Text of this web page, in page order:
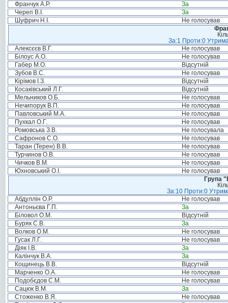
Франчук А.Р.
За
Череп В.І.
За
Шуфрич Н.І.
Не голосував
За:1 Проти:0
Алексєєв В.Г.
Не голосував
Білоус А.О.
Не голосував
Габер М.О.
Відсутній
Зубов В.С.
Не голосував
Кірімов І.З.
Відсутній
Косаківський Л.Г.
Відсутній
Мельников О.Б.
Не голосував
Нечипорук В.П.
Не голосував
Павловський М.А.
Не голосував
Пухкал О.Г.
Не голосував
Ромовська З.В.
Не голосувала
Сафронов С.О.
Не голосував
Таран (Терен) В.В.
Не голосував
Турчинов О.В.
Не голосував
Чичков В.М.
Не голосував
Юхновський О.І.
Не голосував
Група
За:10 Проти:0
Абдуллін О.Р.
Не голосував
Антоньєва Г.П.
За
Біловол О.М.
Відсутній
Буряк С.В.
За
Волков О.М.
Не голосував
Гусак Л.Г.
Не голосував
Діяк І.В.
За
Калінчук В.А.
За
Кощинець В.В.
Відсутній
Марченко О.А.
Не голосував
Подобєдов С.М.
Не голосував
Сацюк В.М.
За
Стоженко В.Я.
Не голосував